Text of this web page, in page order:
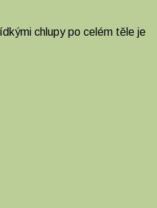
chlupy po celém těle je